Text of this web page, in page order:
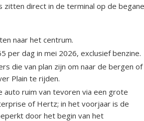
zitten direct in de terminal op de begane
naar het centrum.
per dag in mei 2026, exclusief benzine.
die van plan zijn om naar de bergen of
Plain te rijden.
auto ruim van tevoren via een grote
of Hertz; in het voorjaar is de
door het begin van het